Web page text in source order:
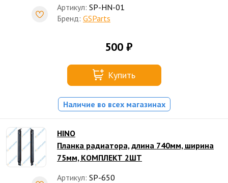
Артикул: SP-HN-01
Бренд: GSParts
500 ₽
Купить
Наличие во всех магазинах
HINO
Планка радиатора, длина 740мм, ширина
75мм, КОМПЛЕКТ 2ШТ
Артикул: SP-650